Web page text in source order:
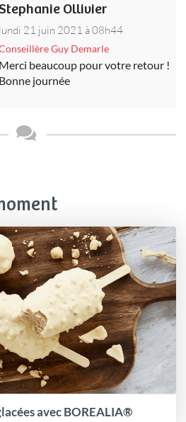
Ollivier
lundi 21 juin 2021 à 08h44
Guy Demarle
Merci beaucoup pour votre retour !
Bonne journée
avec BOREALIA®